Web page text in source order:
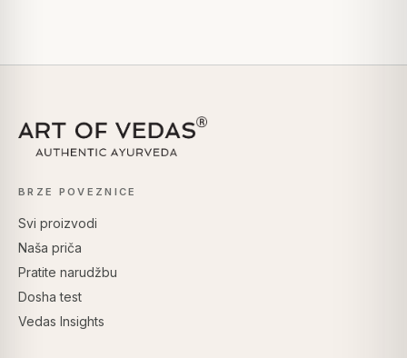
BRZE POVEZNICE
Svi proizvodi
Naša priča
Pratite narudžbu
Dosha test
Vedas Insights